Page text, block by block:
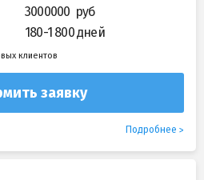
3000000
180-1 800 дней
клиентов
заявку
Подробнее